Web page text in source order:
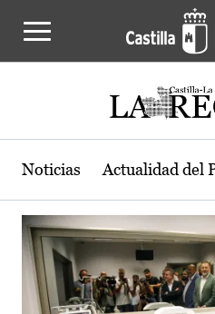
Actualidad de la
Noticias Actualidad del